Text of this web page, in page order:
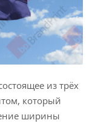
из трёх
который
ширины